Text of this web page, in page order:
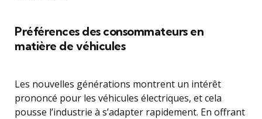
Préférences des consommateurs en
matière de véhicules
Les nouvelles générations montrent un intérêt
prononcé pour les véhicules électriques, et cela
pousse l’industrie à s’adapter rapidement. En offrant